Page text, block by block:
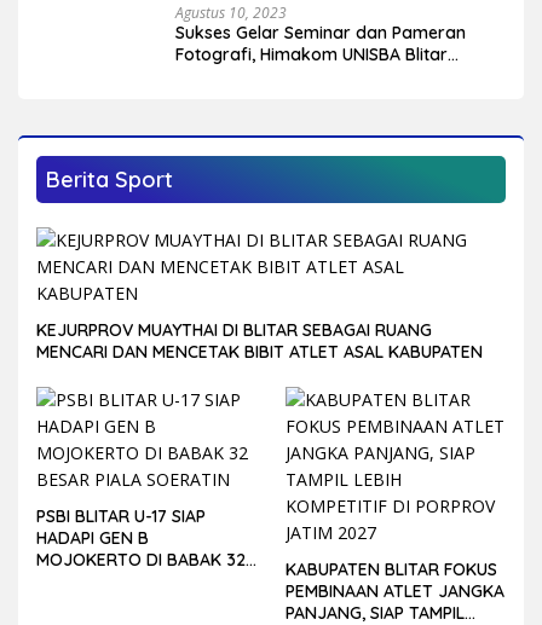
Agustus 10, 2023
Sukses Gelar Seminar dan Pameran
Fotografi, Himakom UNISBA Blitar
Berita Sport
KEJURPROV MUAYTHAI DI BLITAR SEBAGAI RUANG
MENCARI DAN MENCETAK BIBIT ATLET ASAL KABUPATEN
PSBI BLITAR U-17 SIAP
HADAPI GEN B
MOJOKERTO DI BABAK 32
KABUPATEN BLITAR FOKUS
PEMBINAAN ATLET JANGKA
PANJANG, SIAP TAMPIL